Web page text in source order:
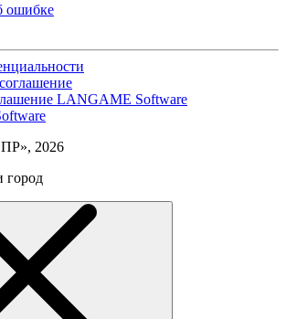
ошибке
LANGAME Software
2026
город